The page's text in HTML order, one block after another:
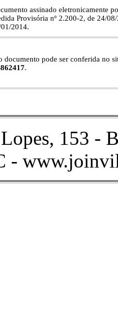
assinado eletronicamente
Provisória nº 2.200-2, de 24/
2014.
documento pode ser conferida
.
153 -
-